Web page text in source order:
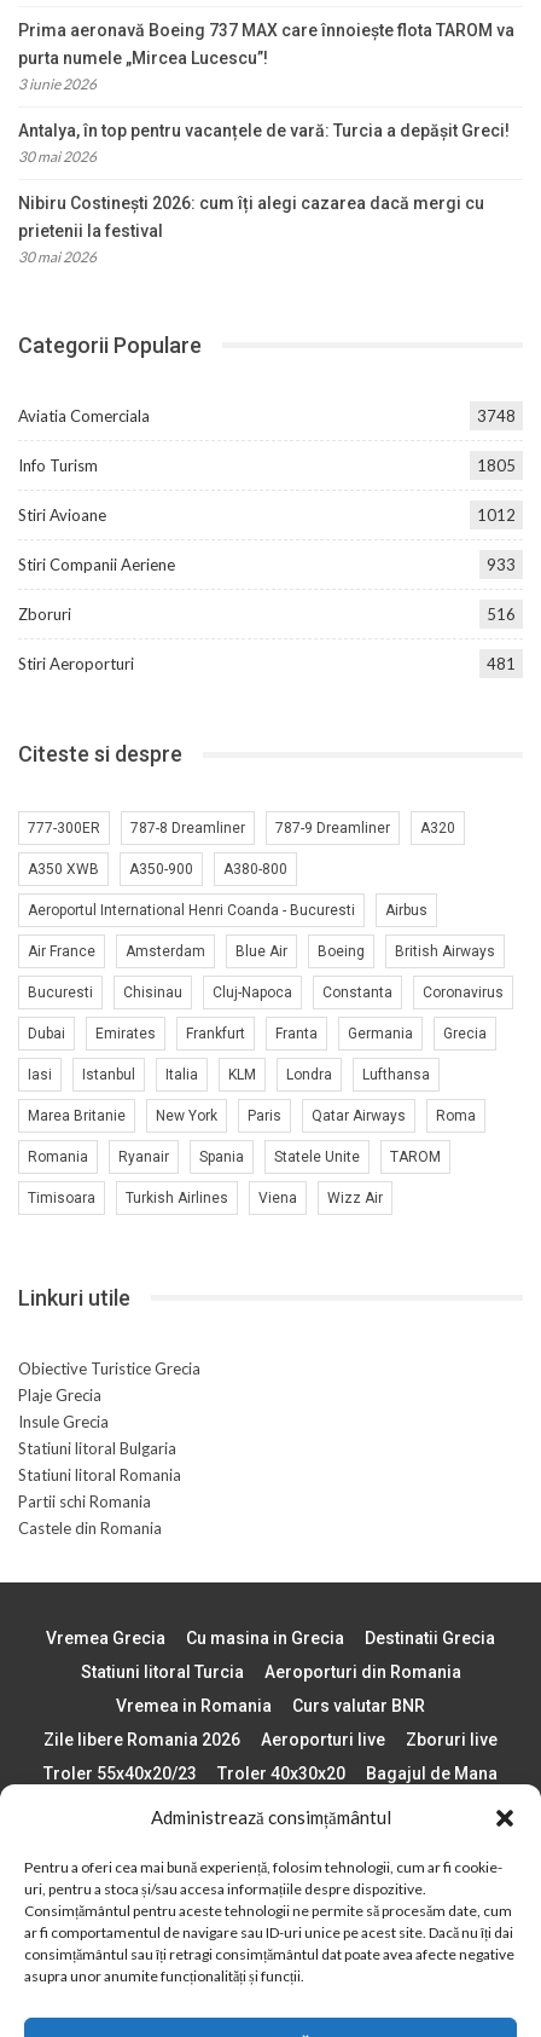
Administrează consimțământul
Pentru a oferi cea mai bună experiență, folosim tehnologii, cum ar fi cookie-
uri, pentru a stoca și/sau accesa informațiile despre dispozitive.
Consimțământul pentru aceste tehnologii ne permite să procesăm date, cum
ar fi comportamentul de navigare sau ID-uri unice pe acest site. Dacă nu îți dai
consimțământul sau îți retragi consimțământul dat poate avea afecte negative
asupra unor anumite funcționalități și funcții.
Prima aeronavă Boeing 737 MAX care înnoiește flota TAROM va
purta numele „Mircea Lucescu”!
3 iunie 2026
Antalya, în top pentru vacanțele de vară: Turcia a depășit Greci!
30 mai 2026
Nibiru Costinești 2026: cum îți alegi cazarea dacă mergi cu
prietenii la festival
30 mai 2026
Categorii Populare
Aviatia Comerciala 3748
Info Turism 1805
Stiri Avioane 1012
Stiri Companii Aeriene 933
Zboruri 516
Stiri Aeroporturi 481
Citeste si despre
777-300ER 787-8 Dreamliner 787-9 Dreamliner A320
A350 XWB A350-900 A380-800
Aeroportul International Henri Coanda - Bucuresti Airbus
Air France Amsterdam Blue Air Boeing British Airways
Bucuresti Chisinau Cluj-Napoca Constanta Coronavirus
Dubai Emirates Frankfurt Franta Germania Grecia
Iasi Istanbul Italia KLM Londra Lufthansa
Marea Britanie New York Paris Qatar Airways Roma
Romania Ryanair Spania Statele Unite TAROM
Timisoara Turkish Airlines Viena Wizz Air
Linkuri utile
Obiective Turistice Grecia
Plaje Grecia
Insule Grecia
Statiuni litoral Bulgaria
Statiuni litoral Romania
Partii schi Romania
Castele din Romania
Vremea Grecia Cu masina in Grecia
Destinatii Grecia
Statiuni litoral Turcia
Aeroporturi din Romania
Vremea in Romania
Curs valutar BNR
Zile libere Romania 2026
Aeroporturi live
Zboruri live
Troler 55x40x20/23
Troler 40x30x20
Bagajul de Mana
Paste 2026
Cele mai bune telefoane
Plaje din Europa
Concerte Romania 2025
Asigurare de calatorie
Când se schimba ora în 2026
Calendar Formula 1 sezon 2026
Boarding Pass
Despre AirlinesTravel.ro
Politică cookie-uri (UE)